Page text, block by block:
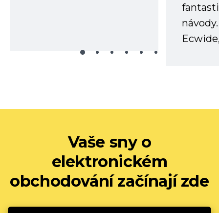
Vaše sny o
elektronickém
obchodování začínají zde